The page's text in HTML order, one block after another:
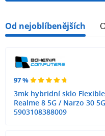
Od nejoblíbenějších
97 %
3mk hybridní sklo
Realme 8 5G / Narzo 30
5903108388009